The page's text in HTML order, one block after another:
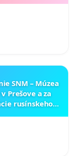
SNM – Múzea
Prešove a za
rusínskeho
kultúry vo